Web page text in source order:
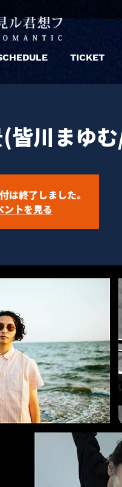
TICKET
皆川まゆ
は終了しました。
ントを見る